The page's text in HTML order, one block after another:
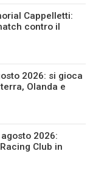
Cappelletti:
contro il
2026: si gioca
Olanda e
2026:
Club in